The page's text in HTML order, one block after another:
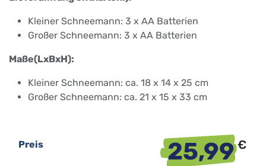
Kleiner Schneemann: 3 x AA Batterien
Großer Schneemann: 3 x AA Batterien
Maße(LxBxH):
Kleiner Schneemann: ca. 18 x 14 x 25 cm
Großer Schneemann: ca. 21 x 15 x 33 cm
Preis 25,99€